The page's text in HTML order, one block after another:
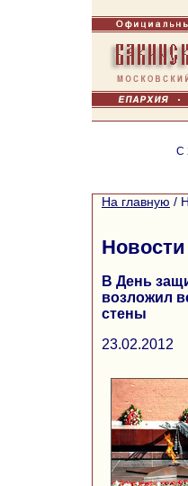
С
На главную /
В День
возложил
стены
23.02.2012